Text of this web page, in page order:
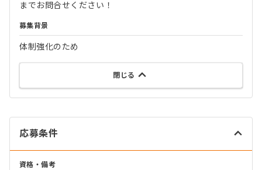
までお問合せください！
募集背景
体制強化のため
閉じる
応募条件
資格・備考